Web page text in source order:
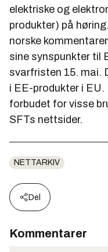
elektriske og
produkter) på
norske
sine synspunkter til
svarfristen 15. mai.
i EE-produkter i
forbudet for visse
SFTs nettsider.
NETTARKIV
Del
Kommentarer